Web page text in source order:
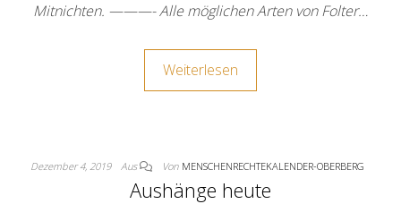
Mitnichten. ———- Alle möglichen Arten von Folter…
Weiterlesen
Dezember 4, 2019 Aus Von MENSCHENRECHTEKALENDER-OBERBERG
Aushänge heute